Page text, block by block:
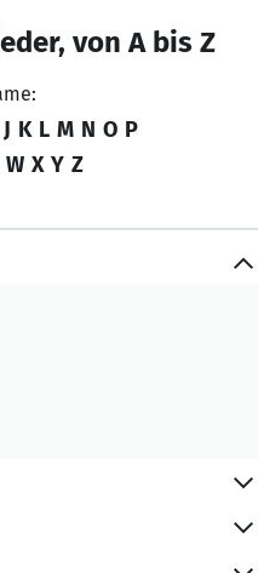
von A bis Z
J K L M N O P
W X Y Z